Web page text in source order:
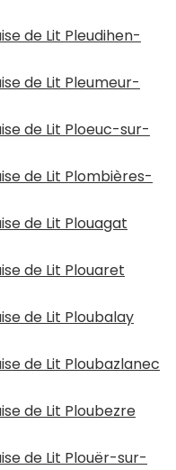
de Lit Pleudihen-
de Lit Pleumeur-
de Lit Ploeuc-sur-
de Lit Plombières-
de Lit Plouagat
de Lit Plouaret
de Lit Ploubalay
de Lit Ploubazlanec
de Lit Ploubezre
de Lit Plouër-sur-